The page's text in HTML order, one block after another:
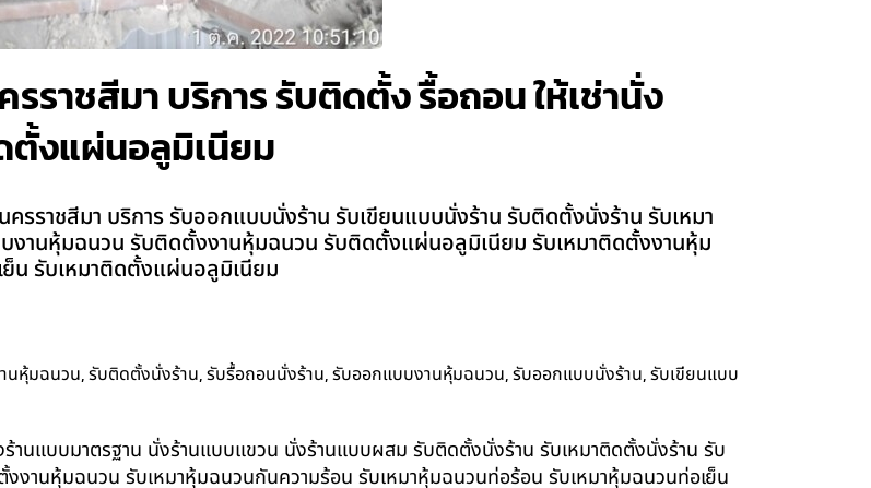
ราชสีมา บริการ รับติดตั้ง รื้อถอน ให้เช่านั่ง
ตั้งแผ่นอลูมิเนียม
ราชสีมา บริการ รับออกแบบนั่งร้าน รับเขียนแบบนั่งร้าน รับติดตั้งนั่งร้าน รับเหมา
งานหุ้มฉนวน รับติดตั้งงานหุ้มฉนวน รับติดตั้งแผ่นอลูมิเนียม รับเหมาติดตั้งงานหุ้ม
น รับเหมาติดตั้งแผ่นอลูมิเนียม
นหุ้มฉนวน,รับติดตั้งนั่งร้าน,รับรื้อถอนนั่งร้าน,รับออกแบบงานหุ้มฉนวน,รับออกแบบนั่งร้าน,รับเขียนแบบ
ร้านแบบมาตรฐาน นั่งร้านแบบแขวน นั่งร้านแบบผสม รับติดตั้งนั่งร้าน รับเหมาติดตั้งนั่งร้าน รับ
านหุ้มฉนวน รับเหมาหุ้มฉนวนกันความร้อน รับเหมาหุ้มฉนวนท่อร้อน รับเหมาหุ้มฉนวนท่อเย็น